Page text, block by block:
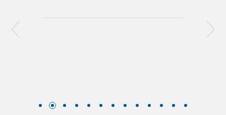
2013年1月，获得“中国整体家居联盟主单位”4月，
品牌”9月，荣获“红锦中国设计奖-